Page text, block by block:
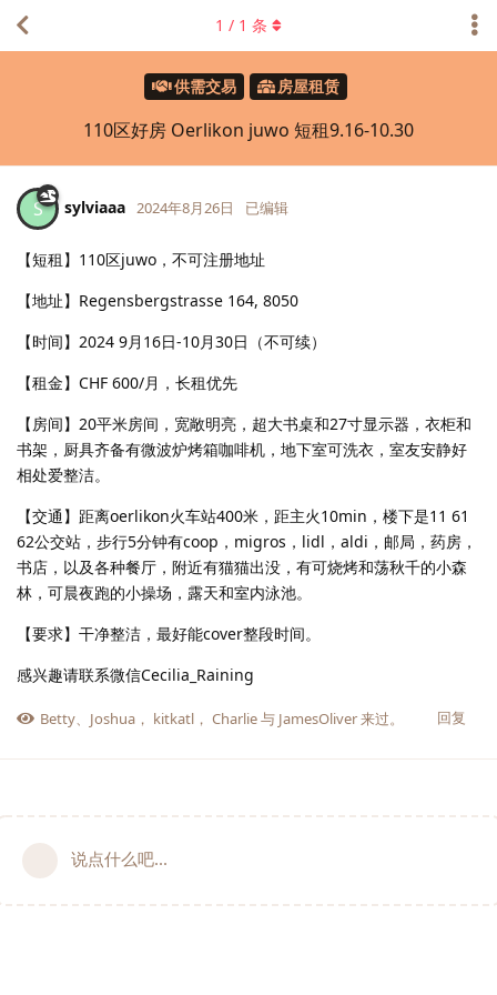
供需交易 房屋租赁
110区好房 Oerlikon juwo 短租9.16-10.30
1 / 1 条
S sylviaaa 2024年8月26日 已编辑
【短租】110区juwo，不可注册地址
【地址】Regensbergstrasse 164, 8050
【时间】2024 9月16日-10月30日（不可续）
【租金】CHF 600/月，长租优先
【房间】20平米房间，宽敞明亮，超大书桌和27寸显示器，衣柜和
书架，厨具齐备有微波炉烤箱咖啡机，地下室可洗衣，室友安静好
相处爱整洁。
【交通】距离oerlikon火车站400米，距主火10min，楼下是11 61
62公交站，步行5分钟有coop，migros，lidl，aldi，邮局，药房，
书店，以及各种餐厅，附近有猫猫出没，有可烧烤和荡秋千的小森
林，可晨夜跑的小操场，露天和室内泳池。
【要求】干净整洁，最好能cover整段时间。
感兴趣请联系微信Cecilia_Raining
回复
Betty、 Joshua ， kitkatl ， Charlie与 JamesOliver来过。
说点什么吧...